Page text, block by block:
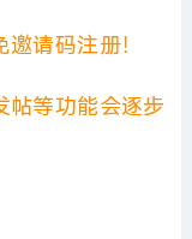
请码注册！
帖等功能会逐步